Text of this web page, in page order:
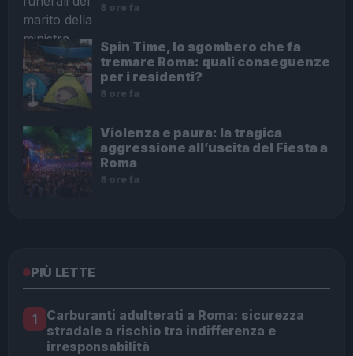
8 ore fa
Spin Time, lo sgombero che fa
tremare Roma: quali conseguenze
per i residenti?
8 ore fa
Violenza e paura: la tragica
aggressione all’uscita del Fiesta a
Roma
8 ore fa
PIÙ LETTE
1
Carburanti adulterati a Roma: sicurezza
stradale a rischio tra indifferenza e
irresponsabilità